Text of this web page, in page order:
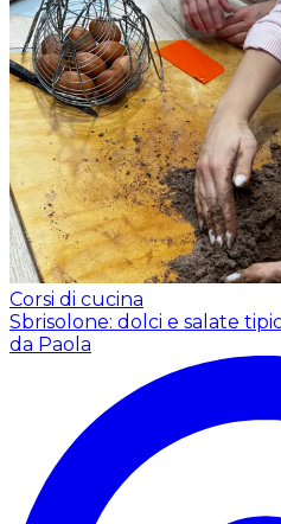
Corsi di cucina
Sbrisolone: dolci e salate
da Paola